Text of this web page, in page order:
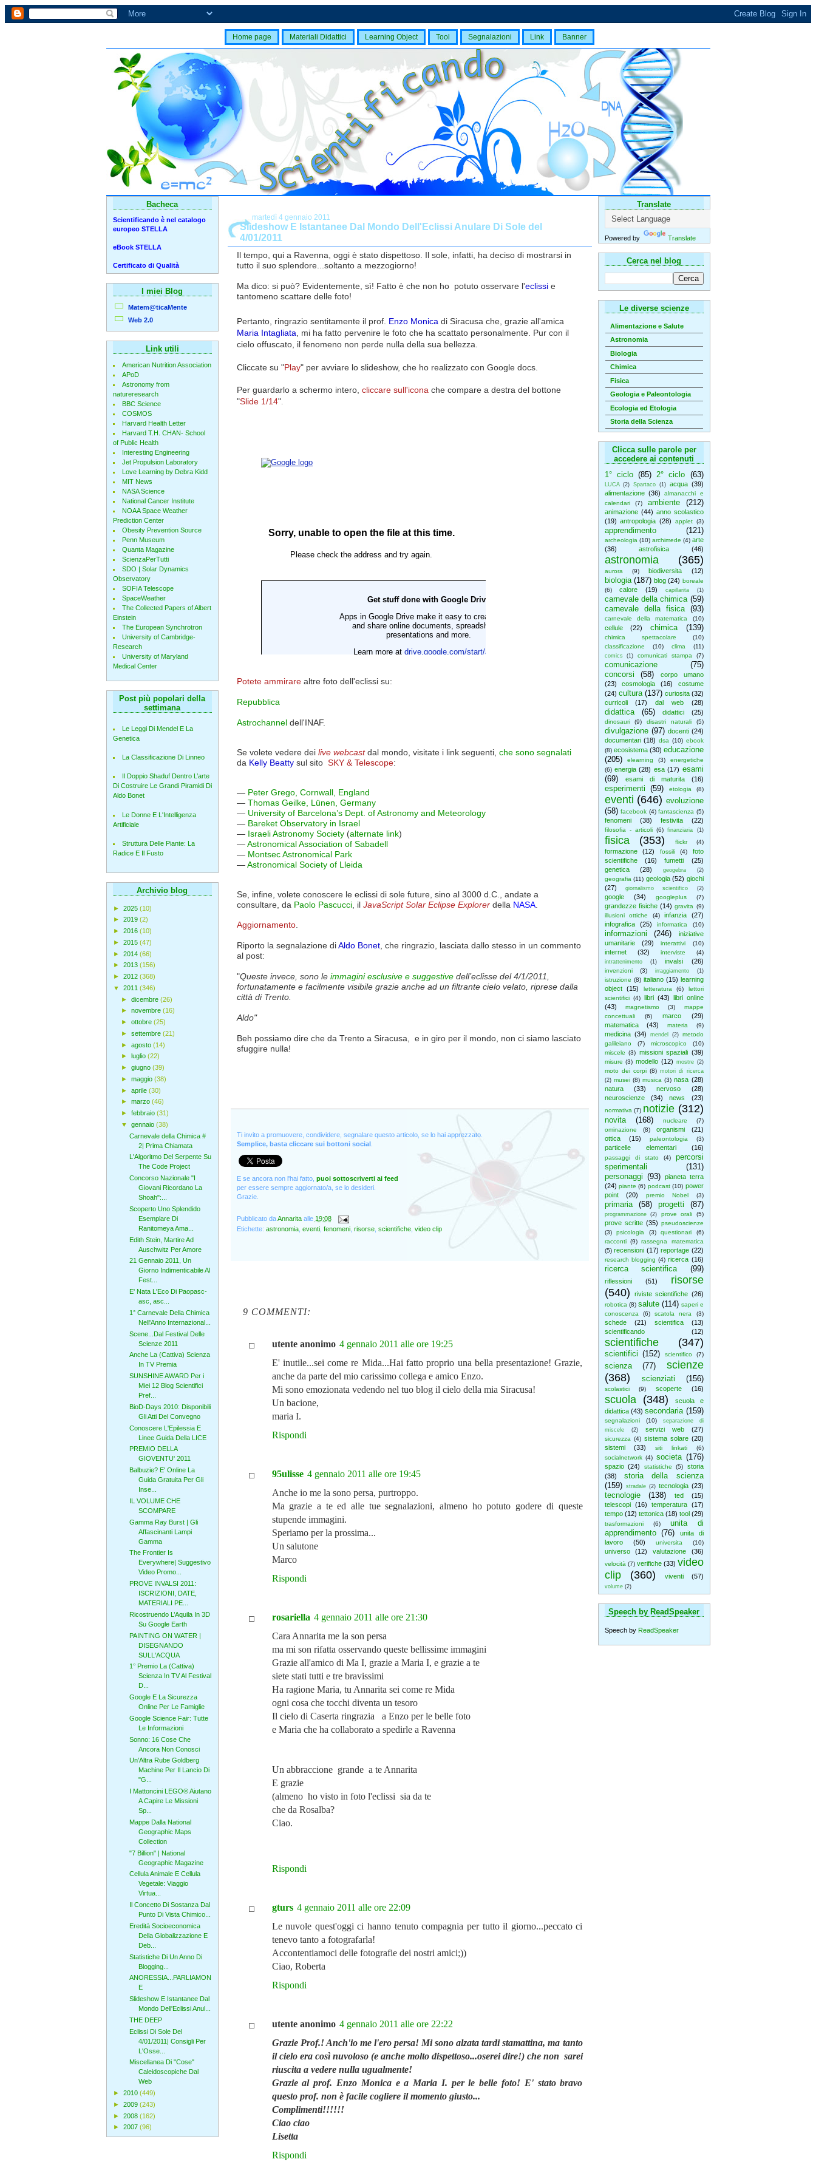
Home page Materiali Didattici Learning Object Tool Segnalazioni Link Banner
Translate
Powered by Translate
Cerca nel blog
Le diverse scienze
Alimentazione e Salute
Astronomia
Biologia
Chimica
Fisica
Geologia e Paleontologia
Ecologia ed Etologia
Storia della Scienza
Clicca sulle parole per
accedere ai contenuti
1° ciclo (85) 2° ciclo (63)
LUCA (2) Spartaco (1) acqua (39)
alimentazione (36)
almanacchi e
calendari
(7) ambiente (212)
animazione (44) anno scolastico
(19) antropologia (28) applet (3)
apprendimento (121)
archeologia (10) archimede (4) arte
(36)
astrofisica (46)
astronomia (365)
aurora (9) biodiversita (12)
biologia (187) blog (24) boreale
(6)
calore (19) capillarita (1)
carnevale della chimica (59)
carnevale della fisica
(93)
carnevale della matematica (10)
cellule (22) chimica (139)
chimica spettacolare
(10)
classificazione
(10) clima (11)
comics (1) comunicati stampa (7)
comunicazione
(75)
concorsi
(58)
corpo umano
(23)
cosmologia (16)
costume
(24) cultura (137) curiosita (32)
curricoli
(17) dal web (28)
didattica (65) didattici (25)
dinosauri (9) disastri naturali (5)
divulgazione (97) docenti (24)
documentari (18) dsa (10) ebook
(8) ecosistema (30) educazione
(205)
elearning (3)
energetiche
(6) energia (28) esa (17) esami
(69)
esami di maturita (16)
esperimenti (59) etologia (8)
eventi (646) evoluzione
(58) facebook (4) fantascienza (5)
fenomeni (38) festivita (22)
filosofia - articoli (6) finanziaria (1)
fisica (353) flickr (4)
formazione (12) fossili (4)
foto
scientifiche
(16) fumetti
(25)
genetica
(28) geogebra (2)
geografia (11) geologia (52) giochi
(27)
giornalismo scientifico (2)
google (34) googleplus (7)
grandezze fisiche (14) gravita (9)
illusioni ottiche
(4) infanzia
(27)
infografica
(25) informatica (10)
informazioni (246)
iniziative
umanitarie
(29) interattivi (10)
internet (32) interviste (4)
intrattenimento (1) invalsi (26)
invenzioni (3) irraggiamento (1)
istruzione (8) italiano (15) learning
object
(15) letteratura (6)
lettori
scientifici (4) libri (43) libri online
(43)
magnetismo (3)
mappe
concettuali
(6) marco
(29)
matematica
(43) materia (9)
medicina (34) mendel (2)
metodo
galileiano
(7) microscopico
(10)
miscele (3) missioni spaziali (39)
misure (3) modello (12) mostre (2)
moto dei corpi (8) motori di ricerca
(2) musei (8) musica (3) nasa (28)
natura
(33) nervoso
(28)
neuroscienze
(34) news (23)
normativa (7) notizie (312)
novita (168) nucleare
(7)
ominazione
(8) organismi
(21)
ottica
(15) paleontologia (3)
particelle elementari (16)
passaggi di stato (4)
percorsi
sperimentali
(131)
personaggi (93)
pianeta terra
(24) piante (6) podcast (10) power
point
(20) premio Nobel (3)
primaria (58) progetti (87)
programmazione (2) prove orali (5)
prove scritte (35) pseudoscienze
(3)
psicologia (3) questionari
(6)
racconti (9) rassegna matematica
(5) recensioni (17) reportage (22)
research blogging (4) ricerca (16)
ricerca scientifica (99)
riflessioni (51)
risorse
(540)
riviste scientifiche (26)
robotica (8) salute (114) saperi e
conoscenza
(6) scatola nera (3)
schede (21) scientifica
(13)
scientificando
(12)
scientifiche (347)
scientifici (152) scientifico (7)
scienza (77)
scienze
(368)
scienziati (156)
scolastici (9) scoperte (16)
scuola (348)
scuola e
didattica (43) secondaria (159)
segnalazioni (10)
separazione di
miscele
(2) servizi web (27)
sicurezza (4) sistema solare (20)
sistemi
(33) siti linkati
(6)
socialnetwork (4) societa (176)
spazio (24) statistiche (5)
storia
(38)
storia della scienza
(159)
stradale (2) tecnologia (23)
tecnologie (138) ted
(15)
telescopi
(16) temperatura
(17)
tempo (12) tettonica (18) tool (29)
trasformazioni (6)
unita di
apprendimento (76)
unita di
lavoro
(50) universita (10)
universo (12) valutazione (36)
velocità (7) verifiche (33) video
clip
(360) viventi (57)
volume (2)
Speech by ReadSpeaker
Speech by ReadSpeaker
martedì 4 gennaio 2011
Slideshow E Istantanee Dal Mondo Dell'Eclissi Anulare Di Sole del
4/01/2011
Il tempo, qui a Ravenna, oggi è stato dispettoso. Il sole, infatti, ha deciso di mostrarsi in
tutto il suo splendore...soltanto a mezzogiorno!
Ma dico: si può? Evidentemente, sì! Fatto è che non ho potuto osservare l'eclissie
tantomeno scattare delle foto!
Pertanto, ringrazio sentitamente il prof. Enzo Monica di Siracusa che, grazie all'amica
Maria Intagliata , mi ha fatto pervenire le foto che ha scattato personalmente. Pur con il
cielo offuscato, il fenomeno non perde nulla della sua bellezza.
Cliccate su "Play" per avviare lo slideshow, che ho realizzato con Google docs.
Per guardarlo a schermo intero, cliccare sull'icona che compare a destra del bottone
"Slide 1/14".
Potete ammirarealtre foto dell'eclissi su:
Repubblica
Astrochanneldell'INAF.
Se volete vedere deilive webcastdal mondo, visitate i link seguenti, che sono segnalati
da Kelly Beattysul sito SKY & Telescope:
— Peter Grego, Cornwall, England
— Thomas Geilke, Lünen, Germany
— University of Barcelona’s Dept. of Astronomy and Meteorology
— Bareket Observatory in Israel
— Israeli Astronomy Society(alternate link)
—Astronomical Association of Sabadell
— Montsec Astronomical Park
—Astronomical Society of Lleida
Se, infine, volete conoscere le eclissi di sole future, sino al 3000 d.C., andate a
consultare, da Paolo Pascucci, il JavaScript Solar Eclipse Explorerdella NASA.
Aggiornamento.
Riporto la segnalazione diAldo Bonet, che ringrazio, lasciata dallo stesso in un commento
al post:
"Queste invece, sono le immagini esclusive e suggestivedell’eclisse del 4/1/2011,
fortunatamente e facilmente visibile grazie anche ad un filtrante cielo velato, riprese dalla
città di Trento.
Aldo"
Beh possiamo dire che da Trento a Siracusa, e in giro per il mondo, non ci siamo lasciato
sfuggire nulla!
Ti invito a promuovere, condividere, segnalare questo articolo, se lo hai apprezzato.
Semplice, basta cliccare sui bottoni social.
E se ancora non l'hai fatto, puoi sottoscriverti ai feed
per essere sempre aggiornato/a, se lo desideri.
Grazie.
Pubblicato daAnnarita alle 19:08
Etichette: astronomia, eventi, fenomeni, risorse, scientifiche, video clip
9 COMMENTI:
utente anonimo 4 gennaio 2011 alle ore 19:25
E' inutile...sei come re Mida...Hai fatto proprio una bella presentazione! Grazie,
anche da parte del mio carissimo collega e amico Enzo.
Mi sono emozionata vedendo nel tuo blog il cielo della mia Siracusa!
Un bacione,
maria I.
Rispondi
95ulisse 4 gennaio 2011 alle ore 19:45
Anche io me la sono persa, purtroppo.
Ma grazie a te ed alle tue segnalazioni, almeno ho potuto godere di queste
stupende immagini.
Speriamo per la prossima...
Un salutone
Marco
Rispondi
rosariella 4 gennaio 2011 alle ore 21:30
Cara Annarita me la son persa
ma mi son rifatta osservando queste bellissime immagini
Grazie all'amico di Ma I, grazie a Maria I, e grazie a te
siete stati tutti e tre bravissimi
Ha ragione Maria, tu Annarita sei come re Mida
ogni cosa che tocchi diventa un tesoro
Il cielo di Caserta ringrazia a Enzo per le belle foto
e Maria che ha collaborato a spedirle a Ravenna
Un abbraccione grande a te Annarita
E grazie
(almeno ho visto in foto l'eclissi sia da te
che da Rosalba?
Ciao.
Rispondi
gturs 4 gennaio 2011 alle ore 22:09
Le nuvole quest'oggi ci hanno tenuto compagnia per tutto il giorno...peccato ci
tenevo tanto a fotografarla!
Accontentiamoci delle fotografie dei nostri amici;))
Ciao, Roberta
Rispondi
utente anonimo 4 gennaio 2011 alle ore 22:22
Grazie Prof.! Anch'io me l'ero persa! Mi sono alzata tardi stamattina, ma tanto
il cielo era così nuvoloso (e anche molto dispettoso...oserei dire!) che non sarei
riuscita a vedere nulla ugualmente!
Grazie al prof. Enzo Monica e a Maria I. per le belle foto! E' stato bravo
questo prof. non è facile cogliere il momento giusto...
Complimenti!!!!!!
Ciao ciao
Lisetta
Rispondi
Bacheca
Scientificando è nel catalogo
europeo STELLA
eBook STELLA
Certificato di Qualità
I miei Blog
Matem@ticaMente
Web 2.0
Link utili
American Nutrition Association
APoD
Astronomy from
natureresearch
BBC Science
COSMOS
Harvard Health Letter
Harvard T.H. CHAN- School
of Public Health
Interesting Engineering
Jet Propulsion Laboratory
Love Learning by Debra Kidd
MIT News
NASA Science
National Cancer Institute
NOAA Space Weather
Prediction Center
Obesity Prevention Source
Penn Museum
Quanta Magazine
ScienzaPerTutti
SDO | Solar Dynamics
Observatory
SOFIA Telescope
SpaceWeather
The Collected Papers of Albert
Einstein
The European Synchrotron
University of Cambridge-
Research
University of Maryland
Medical Center
Post più popolari della
settimana
Le Leggi Di Mendel E La
Genetica
La Classificazione Di Linneo
Il Doppio Shaduf Dentro L’arte
Di Costruire Le Grandi Piramidi Di
Aldo Bonet
Le Donne E L'Intelligenza
Artificiale
Struttura Delle Piante: La
Radice E Il Fusto
Archivio blog
► 2025 (10)
► 2019 (2)
► 2016 (10)
► 2015 (47)
► 2014 (66)
► 2013 (156)
► 2012 (368)
▼ 2011 (346)
► dicembre (26)
► novembre (16)
► ottobre (25)
► settembre (21)
► agosto (14)
►
luglio (22)
► giugno (39)
► maggio (38)
► aprile (30)
► marzo (46)
► febbraio (31)
▼ gennaio (38)
Carnevale della Chimica #
2| Prima Chiamata
L'Algoritmo Del Serpente Su
The Code Project
Concorso Nazionale "I
Giovani Ricordano La
Shoah":...
Scoperto Uno Splendido
Esemplare Di
Ranitomeya Ama...
Edith Stein, Martire Ad
Auschwitz Per Amore
21 Gennaio 2011, Un
Giorno Indimenticabile Al
Fest...
E' Nata L'Eco Di Paopasc-
asc, asc...
1° Carnevale Della Chimica
Nell'Anno Internazional...
Scene...Dal Festival Delle
Scienze 2011
Anche La (Cattiva) Scienza
In TV Premia
SUNSHINE AWARD Per i
Miei 12 Blog Scientifici
Pref...
BioD-Days 2010: Disponibili
Gli Atti Del Convegno
Conoscere L'Epilessia E
Linee Guida Della LICE
PREMIO DELLA
GIOVENTU' 2011
Balbuzie? E' Online La
Guida Gratuita Per Gli
Inse...
IL VOLUME CHE
SCOMPARE
Gamma Ray Burst | Gli
Affascinanti Lampi
Gamma
The Frontier Is
Everywhere| Suggestivo
Video Promo...
PROVE INVALSI 2011:
ISCRIZIONI, DATE,
MATERIALI PE...
Ricostruendo L’Aquila In 3D
Su Google Earth
PAINTING ON WATER |
DISEGNANDO
SULL'ACQUA
1° Premio La (Cattiva)
Scienza In TV Al Festival
D...
Google E La Sicurezza
Online Per Le Famiglie
Google Science Fair: Tutte
Le Informazioni
Sonno: 16 Cose Che
Ancora Non Conosci
Un'Altra Rube Goldberg
Machine Per Il Lancio Di
"G...
I Mattoncini LEGO® Aiutano
A Capire Le Missioni
Sp...
Mappe Dalla National
Geographic Maps
Collection
"7 Billion" | National
Geographic Magazine
Cellula Animale E Cellula
Vegetale: Viaggio
Virtua...
Il Concetto Di Sostanza Dal
Punto Di Vista Chimico...
Eredità Socioeconomica
Della Globalizzazione E
Deb...
Statistiche Di Un Anno Di
Blogging...
ANORESSIA...PARLIAMON
E
Slideshow E Istantanee Dal
Mondo Dell'Eclissi Anul...
THE DEEP
Eclissi Di Sole Del
4/01/2011| Consigli Per
L'Osse...
Miscellanea Di "Cose"
Caleidoscopiche Dal
Web
► 2010 (449)
► 2009 (243)
► 2008 (162)
► 2007 (96)